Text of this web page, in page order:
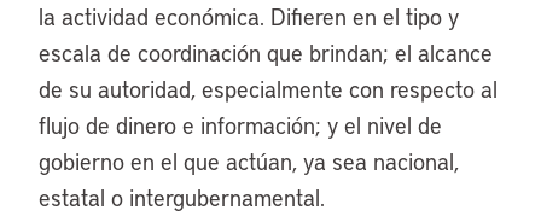
la actividad económica. Difieren en el tipo y
escala de coordinación que brindan; el alcance
de su autoridad, especialmente con respecto al
flujo de dinero e información; y el nivel de
gobierno en el que actúan, ya sea nacional,
estatal o intergubernamental.